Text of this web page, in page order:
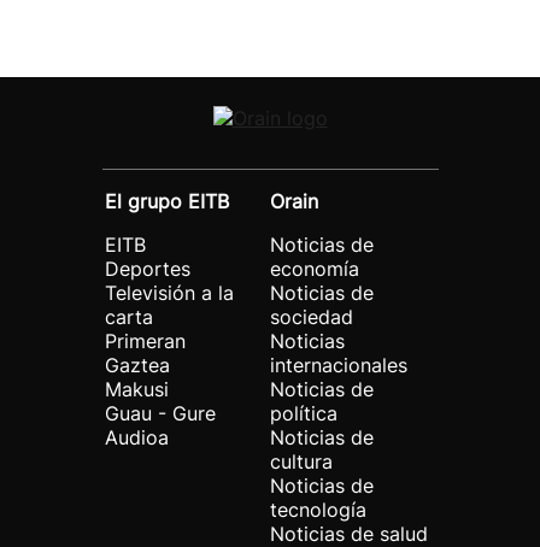
El grupo EITB
EITB
Deportes
Televisión a la
carta
Primeran
Gaztea
Makusi
Guau - Gure
Audioa
Orain
Noticias de
economía
Noticias de
sociedad
Noticias
internacionales
Noticias de
política
Noticias de
cultura
Noticias de
tecnología
Noticias de salud